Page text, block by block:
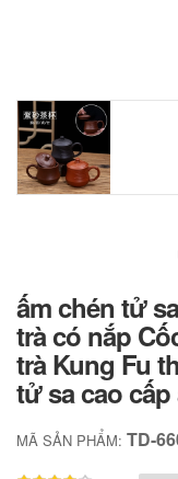
ấm chén tử
trà có nắp
trà Kung Fu
tử sa cao
MÃ SẢN PHẨM: TD-